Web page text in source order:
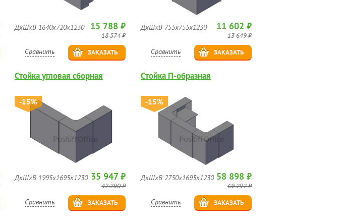
ДхШхВ 1640х720х1230 15 788 ₽
18 574 ₽
Сравнить ЗАКАЗАТЬ
ДхШхВ 755х755х1230 11 602 ₽
13 649 ₽
Сравнить ЗАКАЗАТЬ
Стойка угловая сборная
-15%
ДхШхВ 1995х1695х1230 35 947 ₽
42 290 ₽
Сравнить ЗАКАЗАТЬ
Стойка П-образная
-15%
ДхШхВ 2750х1695х1230 58 898 ₽
69 292 ₽
Сравнить ЗАКАЗАТЬ